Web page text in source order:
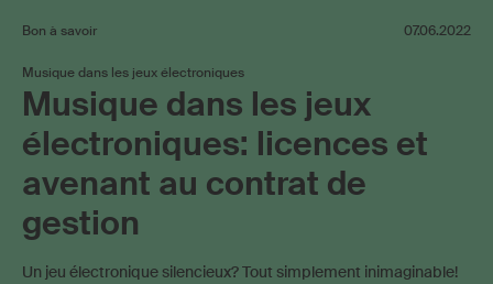
Bon à savoir 07.06.2022
Musique dans les jeux électroniques
Musique dans les jeux
électroniques: licences et
avenant au contrat de
gestion
Un jeu électronique silencieux? Tout simplement inimaginable!